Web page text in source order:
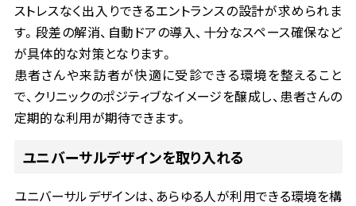
ストレスなく出入りできるエントランスの設計が求められま
す。段差の解消、自動ドアの導入、十分なスペース確保など
が具体的な対策となります。
患者さんや来訪者が快適に受診できる環境を整えること
で、クリニックのポジティブなイメージを醸成し、患者さんの
定期的な利用が期待できます。
ユニバーサルデザインを取り入れる
ユニバーサルデザインは、あらゆる人が利用できる環境を構